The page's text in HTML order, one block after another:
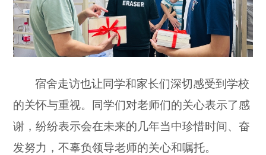
宿舍走访也让同学和家长们深切感受到学校
的关怀与重视。同学们对老师们的关心表示了感
谢，纷纷表示会在未来的几年当中珍惜时间、奋
发努力，不辜负领导老师的关心和嘱托。